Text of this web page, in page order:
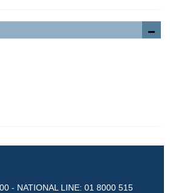
- NATIONAL LINE: 01 8000 515